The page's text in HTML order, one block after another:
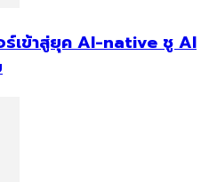
เข้าสู่ยุค AI-native ชู AI